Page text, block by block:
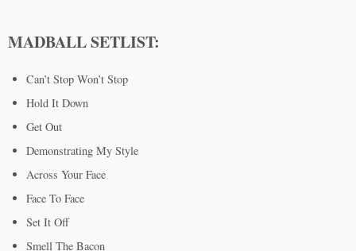
MADBALL SETLIST:
Can’t Stop Won’t Stop
Hold It Down
Get Out
Demonstrating My Style
Across Your Face
Face To Face
Set It Off
Smell The Bacon